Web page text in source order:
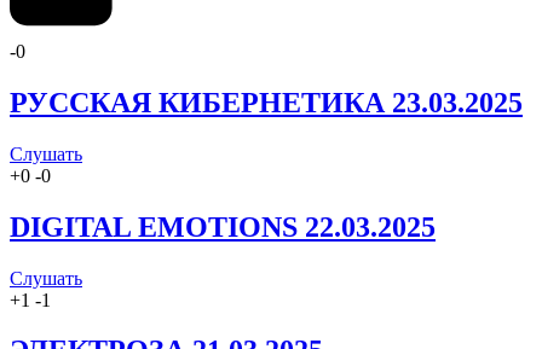
-0
РУССКАЯ КИБЕРНЕТИКА 23.03.2025
Слушать
+0 -0
DIGITAL EMOTIONS 22.03.2025
Слушать
+1 -1